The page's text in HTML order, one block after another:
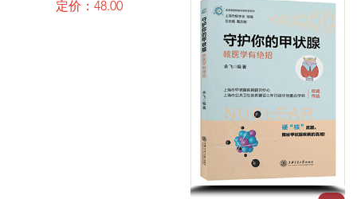
定价：48.00